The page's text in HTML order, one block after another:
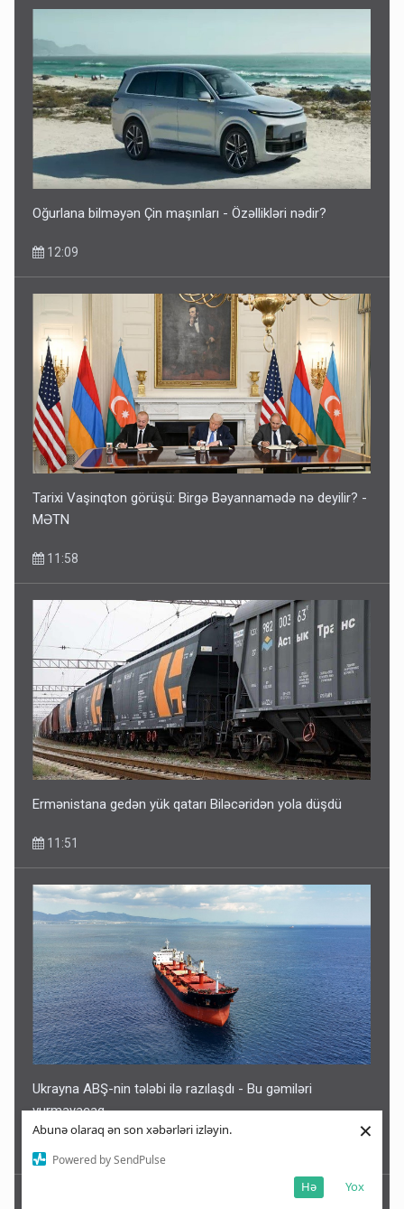
Abunə olaraq ən son xəbərləri izləyin.
Powered by SendPulse
Yox
Hə
×
Oğurlana bilməyən Çin maşınları - Özəllikləri nədir?
12:09
Tarixi Vaşinqton görüşü: Birgə Bəyannamədə nə deyilir? -
MƏTN
11:58
Ermənistana gedən yük qatarı Biləcəridən yola düşdü
11:51
Ukrayna ABŞ-nin tələbi ilə razılaşdı - Bu gəmiləri
vurmayacaq
11:40